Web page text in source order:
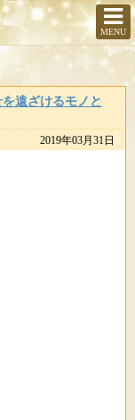
MENU
遠ざけるモノと
2019年03月31日